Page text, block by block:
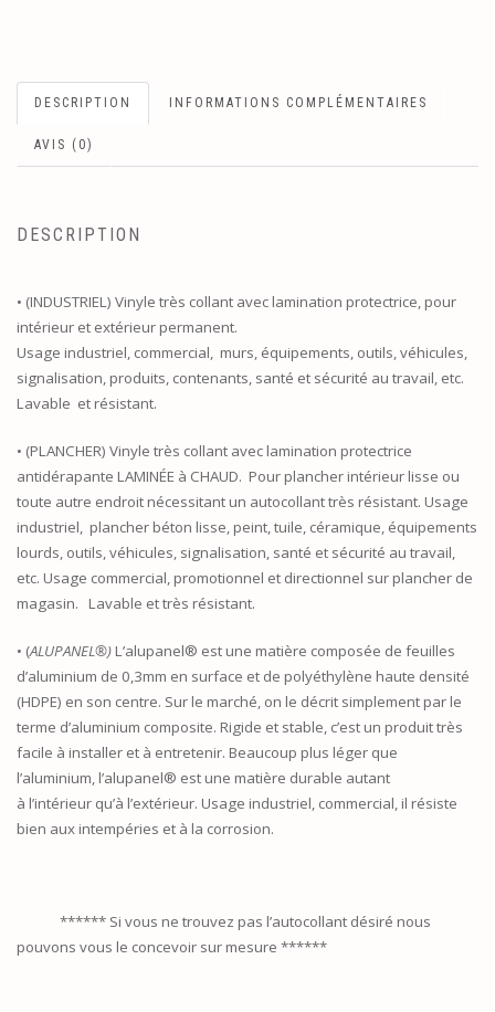
DESCRIPTION INFORMATIONS COMPLÉMENTAIRES
AVIS (0)
DESCRIPTION
• (INDUSTRIEL) Vinyle très collant avec lamination protectrice, pour
intérieur et extérieur permanent.
Usage industriel, commercial, murs, équipements, outils, véhicules,
signalisation, produits, contenants, santé et sécurité au travail, etc.
Lavable et résistant.
• (PLANCHER) Vinyle très collant avec lamination protectrice
antidérapante LAMINÉE à CHAUD. Pour plancher intérieur lisse ou
toute autre endroit nécessitant un autocollant très résistant. Usage
industriel, plancher béton lisse, peint, tuile, céramique, équipements
lourds, outils, véhicules, signalisation, santé et sécurité au travail,
etc. Usage commercial, promotionnel et directionnel sur plancher de
magasin. Lavable et très résistant.
• (ALUPANEL®)L’alupanel® est une matière composée de feuilles
d’aluminium de 0,3mm en surface et de polyéthylène haute densité
(HDPE) en son centre. Sur le marché, on le décrit simplement par le
terme d’aluminium composite. Rigide et stable, c’est un produit très
facile à installer et à entretenir. Beaucoup plus léger que
l’aluminium, l’alupanel® est une matière durable autant
à l’intérieur qu’à l’extérieur. Usage industriel, commercial, il résiste
bien aux intempéries et à la corrosion.
****** Si vous ne trouvez pas l’autocollant désiré nous
pouvons vous le concevoir sur mesure ******